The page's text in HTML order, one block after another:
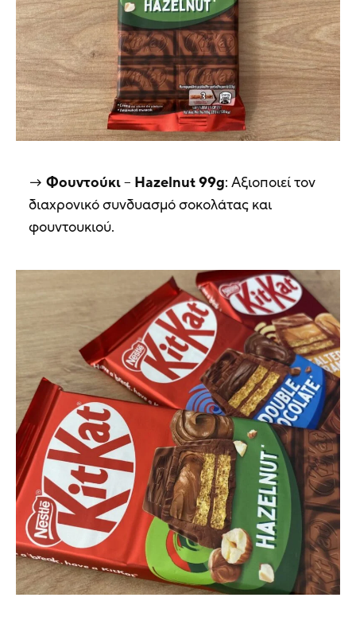
Φουντούκι– Hazelnut 99g: Αξιοποιεί τον
διαχρονικό συνδυασμό σοκολάτας και
φουντουκιού.